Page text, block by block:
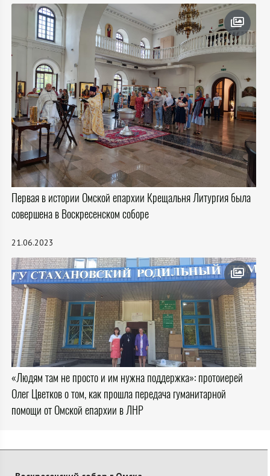
Первая в истории Омской епархии Крещальня Литургия была
совершена в Воскресенском соборе
21.06.2023
«Людям там не просто и им нужна поддержка»: протоиерей
Олег Цветков о том, как прошла передача гуманитарной
помощи от Омской епархии в ЛНР